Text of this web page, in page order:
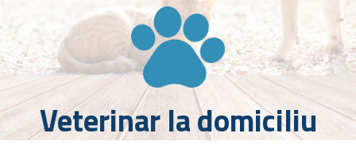
Veterinar la domiciliu